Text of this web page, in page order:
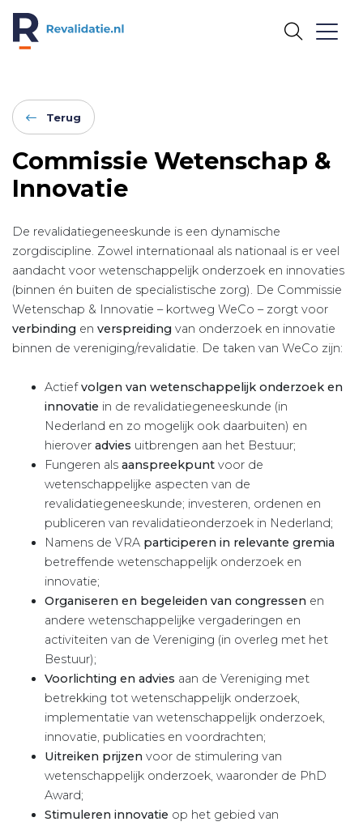
Terug
Commissie Wetenschap &
Innovatie
De revalidatiegeneeskunde is een dynamische
zorgdiscipline. Zowel internationaal als nationaal is er veel
aandacht voor wetenschappelijk onderzoek en innovaties
(binnen én buiten de specialistische zorg). De Commissie
Wetenschap & Innovatie – kortweg WeCo – zorgt voor
verbinding en verspreiding van onderzoek en innovatie
binnen de vereniging/revalidatie. De taken van WeCo zijn:
Actiefvolgen van wetenschappelijk onderzoek en
innovatie in de revalidatiegeneeskunde (in
Nederland en zo mogelijk ook daarbuiten) en
hierover advies uitbrengen aan het Bestuur;
Fungeren als aanspreekpunt voor de
wetenschappelijke aspecten van de
revalidatiegeneeskunde; investeren, ordenen en
publiceren van revalidatieonderzoek in Nederland;
Namens de VRA participeren in relevante gremia
betreffende wetenschappelijk onderzoek en
innovatie;
Organiseren en begeleiden van congressen en
andere wetenschappelijke vergaderingen en
activiteiten van de Vereniging (in overleg met het
Bestuur);
Voorlichting en advies aan de Vereniging met
betrekking tot wetenschappelijk onderzoek,
implementatie van wetenschappelijk onderzoek,
innovatie, publicaties en voordrachten;
Uitreiken prijzen voor de stimulering van
wetenschappelijk onderzoek, waaronder de PhD
Award;
Stimuleren innovatie op het gebied van